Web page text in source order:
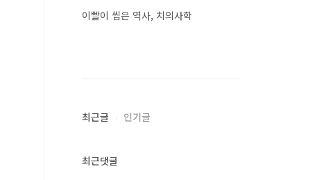
이빨이 씹은 역사, 치의사학
최근글 인기글
최근댓글